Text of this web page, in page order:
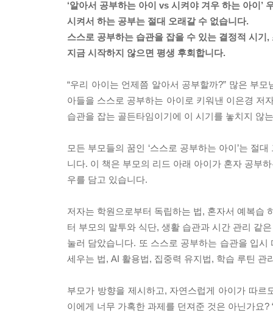
‘알아서 공부하는 아이 vs 시켜야 겨우 하는 아이’
시켜서 하는 공부는 절대 오래갈 수 없습니다.
스스로 공부하는 습관을 잡을 수 있는 결정적 시기,
지금 시작하지 않으면 평생 후회합니다.
“우리 아이는 언제쯤 알아서 공부할까?” 많은 부
아들을 스스로 공부하는 아이로 키워낸 이은경 저
습관을 잡는 골든타임이기에 이 시기를 놓치지 않
모든 부모들의 꿈인 ‘스스로 공부하는 아이’는 절
니다. 이 책은 부모의 리드 아래 아이가 혼자 공부
우를 담고 있습니다.
저자는 학원으로부터 독립하는 법, 혼자서 예복습
터 부모의 말투와 식단, 생활 습관과 시간 관리 같
눌러 담았습니다. 또 스스로 공부하는 습관을 입시
세우는 법, AI 활용법, 집중력 유지법, 학습 루틴
부모가 방향을 제시하고, 자연스럽게 아이가 따르
이에게 너무 가혹한 과제를 던져준 것은 아닌가요